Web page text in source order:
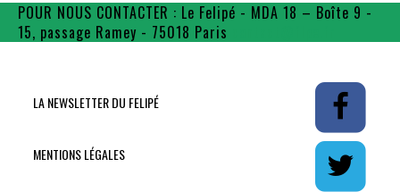
POUR NOUS CONTACTER : Le Felipé - MDA 18 – Boîte 9 -
15, passage Ramey - 75018 Paris
LA NEWSLETTER DU FELIPÉ
MENTIONS LÉGALES